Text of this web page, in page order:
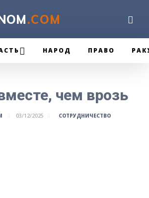
.COM
НАРОД ПРАВО
чем врозь
03/12/2025 СОТРУДНИЧЕСТВО